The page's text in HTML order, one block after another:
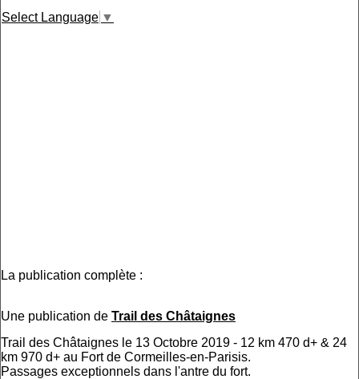
Select Language ▼
La publication complète :
Une publication de Trail des Châtaignes
Trail des Châtaignes le 13 Octobre 2019 - 12 km 470 d+ & 24
km 970 d+ au Fort de Cormeilles-en-Parisis.
Passages exceptionnels dans l'antre du fort.